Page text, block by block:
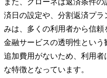
済日の設定や、分割返済プ
みは、多くの利用者から信頼
金融サービスの透明性とい
追加費用がないため、利用
な特徴となっています。